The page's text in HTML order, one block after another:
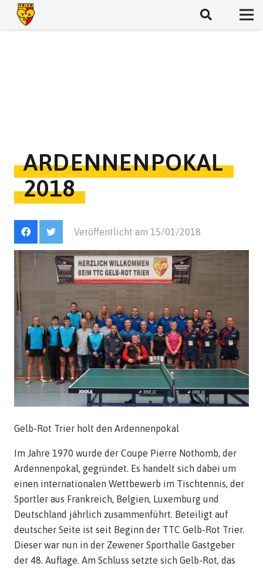
ARDENNENPOKAL
2018
Veröffentlicht am15/01/2018
Gelb-Rot Trier holt den Ardennenpokal
Im Jahre 1970 wurde der Coupe Pierre Nothomb, der
Ardennenpokal, gegründet. Es handelt sich dabei um
einen internationalen Wettbewerb im Tischtennis, der
Sportler aus Frankreich, Belgien, Luxemburg und
Deutschland jährlich zusammenführt. Beteiligt auf
deutscher Seite ist seit Beginn der TTC Gelb-Rot Trier.
Dieser war nun in der Zewener Sporthalle Gastgeber
der 48. Auflage. Am Schluss setzte sich Gelb-Rot, das